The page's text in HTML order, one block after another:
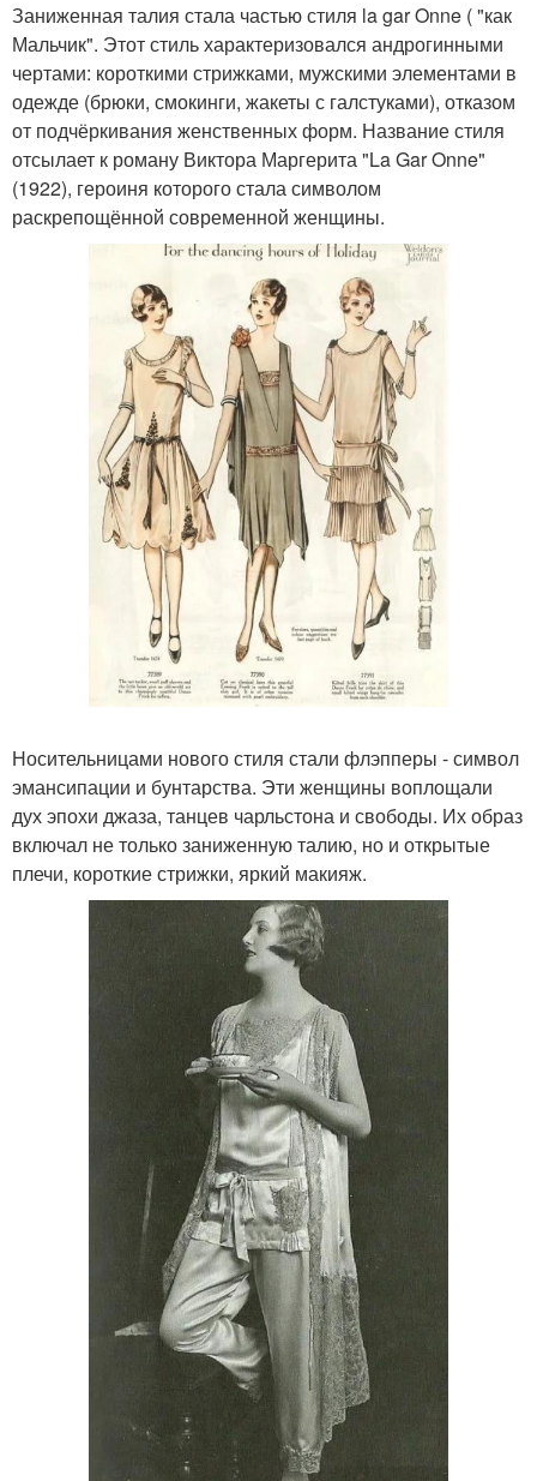
Заниженная талия стала частью стиля la gar Onne ( "как
Мальчик". Этот стиль характеризовался андрогинными
чертами: короткими стрижками, мужскими элементами в
одежде (брюки, смокинги, жакеты с галстуками), отказом
от подчёркивания женственных форм. Название стиля
отсылает к роману Виктора Маргерита "La Gar Onne"
(1922), героиня которого стала символом
раскрепощённой современной женщины.
Носительницами нового стиля стали флэпперы - символ
эмансипации и бунтарства. Эти женщины воплощали
дух эпохи джаза, танцев чарльстона и свободы. Их образ
включал не только заниженную талию, но и открытые
плечи, короткие стрижки, яркий макияж.